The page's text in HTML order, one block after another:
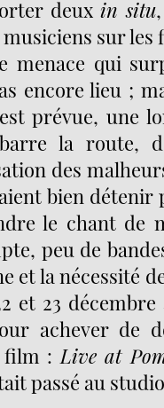
deuxin situ
sur les
menace qui
encore lieu ;
prévue, une
la route,
des
bien détenir
le chant de
peu de
et la nécessité
et 23 décembre
achever de
film : Live at
passé au